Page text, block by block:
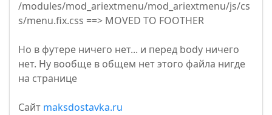
/modules/mod_ariextmenu/mod_ariextmenu/js/cs
s/menu.fix.css ==> MOVED TO FOOTHER
Но в футере ничего нет... и перед body ничего
нет. Ну вообще в общем нет этого файла нигде
на странице
Сайт maksdostavka.ru